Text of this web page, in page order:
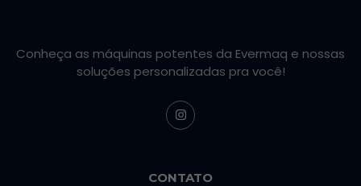
Conheça as máquinas potentes da Evermaq e nossas
soluções personalizadas pra você!
CONTATO